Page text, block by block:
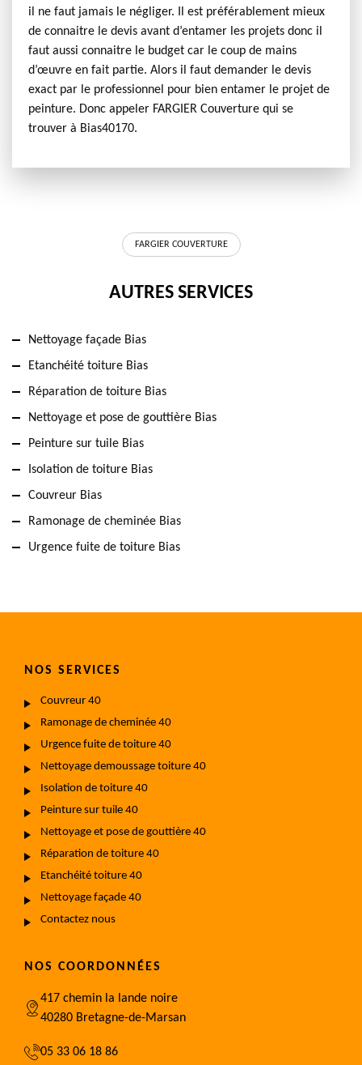
il ne faut jamais le négliger. Il est préférablement mieux
de connaitre le devis avant d’entamer les projets donc il
faut aussi connaitre le budget car le coup de mains
d’œuvre en fait partie. Alors il faut demander le devis
exact par le professionnel pour bien entamer le projet de
peinture. Donc appeler FARGIER Couverture qui se
trouver à Bias40170.
FARGIER COUVERTURE
AUTRES SERVICES
Nettoyage façade Bias
Etanchéité toiture Bias
Réparation de toiture Bias
Nettoyage et pose de gouttière Bias
Peinture sur tuile Bias
Isolation de toiture Bias
Couvreur Bias
Ramonage de cheminée Bias
Urgence fuite de toiture Bias
NOS SERVICES
Couvreur 40
Ramonage de cheminée 40
Urgence fuite de toiture 40
Nettoyage demoussage toiture 40
Isolation de toiture 40
Peinture sur tuile 40
Nettoyage et pose de gouttière 40
Réparation de toiture 40
Etanchéité toiture 40
Nettoyage façade 40
Contactez nous
NOS COORDONNÉES
417 chemin la lande noire
40280 Bretagne-de-Marsan
05 33 06 18 86